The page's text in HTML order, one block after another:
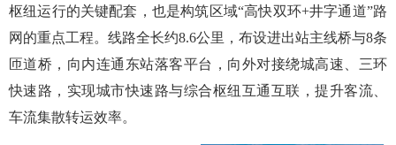
枢纽运行的关键配套，也是构筑区域“高快双环+井字通道”路
网的重点工程。线路全长约8.6公里，布设进出站主线桥与8条
匝道桥，向内连通东站落客平台，向外对接绕城高速、三环
快速路，实现城市快速路与综合枢纽互通互联，提升客流、
车流集散转运效率。